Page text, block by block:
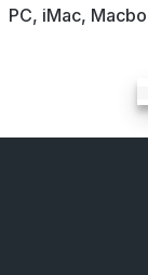
PC, iMac,